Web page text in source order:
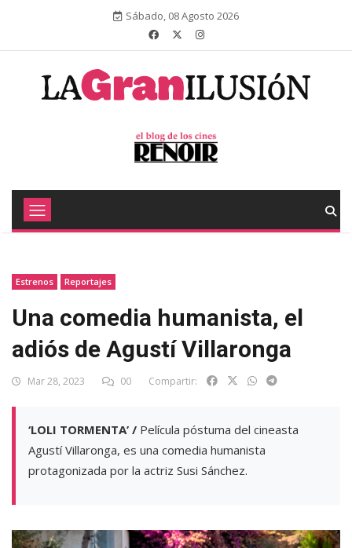
Sábado, 08 Agosto 2026
Estrenos Reportajes
Una comedia humanista, el
adiós de Agustí Villaronga
Mar 28, 2023 00 Compartir:
‘LOLI TORMENTA’ / Película póstuma del cineasta
Agustí Villaronga, es una comedia humanista
protagonizada por la actriz Susi Sánchez.